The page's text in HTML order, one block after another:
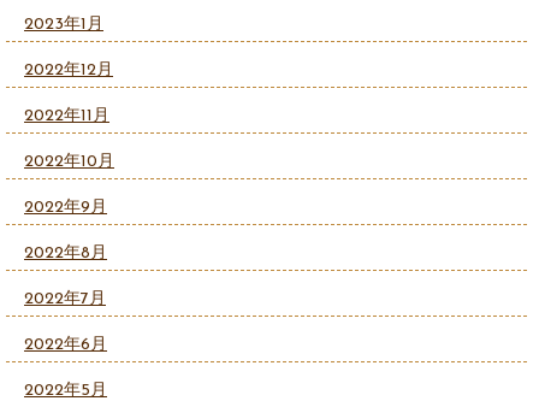
2023年1月
2022年12月
2022年11月
2022年10月
2022年9月
2022年8月
2022年7月
2022年6月
2022年5月